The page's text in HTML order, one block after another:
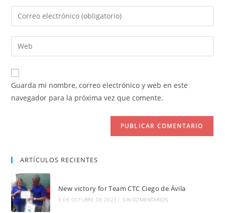
nombre
de
usuario
para
comentar
Introduce
tu
dirección
de
electrónico
para
comentar
Introduce
la
URL
de
Guarda mi nombre, correo electrónico y web en este
navegador para la próxima vez que comente.
ARTÍCULOS RECIENTES
New victory for Team CTC Ciego de Ávila
5 DE OCTUBRE DE 2023 / SIN COMENTARIOS